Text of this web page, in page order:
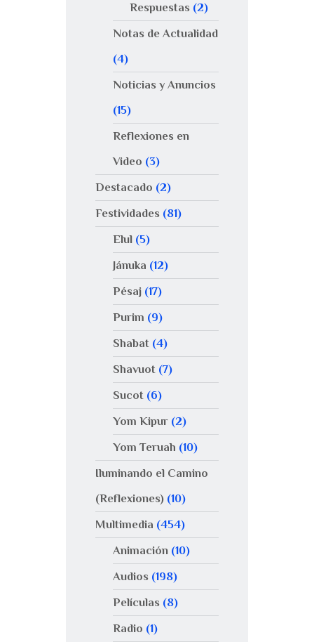
Respuestas (2)
Notas de Actualidad
(4)
Noticias y Anuncios
(15)
Reflexiones en
Video (3)
Destacado (2)
Festividades (81)
Elul(5)
Jánuka (12)
Pésaj(17)
Purim (9)
Shabat(4)
Shavuot(7)
Sucot(6)
Yom Kipur(2)
Yom Teruah (10)
Iluminando el Camino
(Reflexiones) (10)
Multimedia (454)
Animación(10)
Audios (198)
Películas (8)
Radio (1)